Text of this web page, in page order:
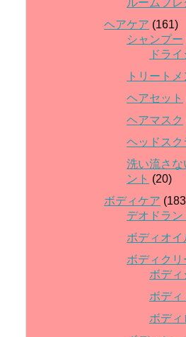
ルームフレ
ヘアケア (161)
シャンプー
ドラ
トリートメ
ヘアセット
ヘアマスク
ヘッドスク
洗い流さな
ント (20)
ボディケア
デオドラン
ボディオイ
ボディクリ
ボデ
ボディ
ボディ